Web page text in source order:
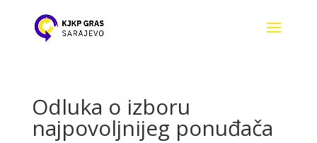
Odluka o izboru
najpovoljnijeg ponuđača